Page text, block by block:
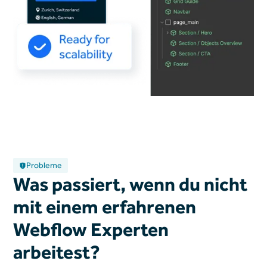
Probleme
Was passiert, wenn du nicht
mit einem erfahrenen
Webflow Experten
arbeitest?